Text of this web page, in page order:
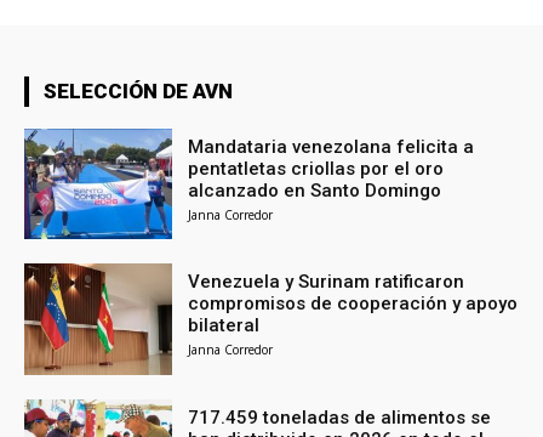
SELECCIÓN DE AVN
Mandataria venezolana felicita a
pentatletas criollas por el oro
alcanzado en Santo Domingo
Janna Corredor
Venezuela y Surinam ratificaron
compromisos de cooperación y apoyo
bilateral
Janna Corredor
717.459 toneladas de alimentos se